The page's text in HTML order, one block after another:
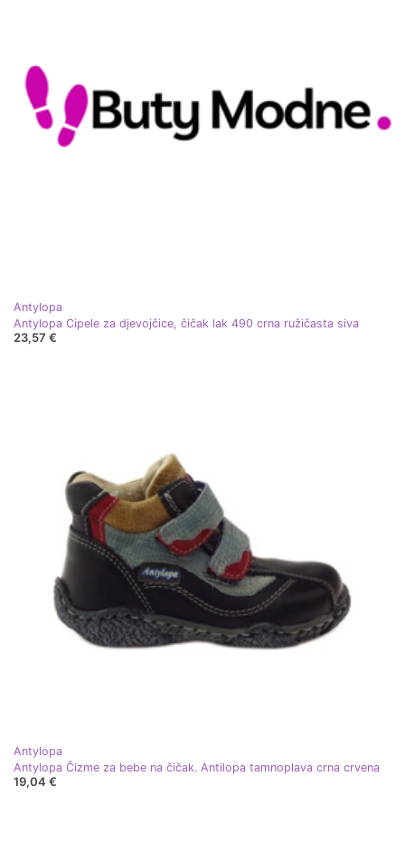
Antylopa
Antylopa Cipele za djevojčice, čičak lak 490 crna ružičasta siva
23,57 €
Antylopa
Antylopa Čizme za bebe na čičak. Antilopa tamnoplava crna crvena
19,04 €